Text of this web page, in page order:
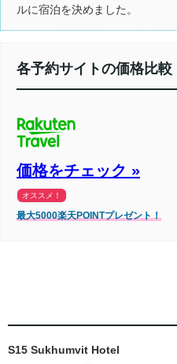
ルに宿泊を決めました。
各予約サイトの価格比較
価格をチェック »
オススメ！
最大5000楽天POINTプレゼント！
S15 Sukhumvit Hotel